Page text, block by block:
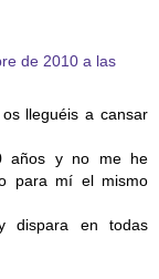
de 2010 a las
lleguéis a cansar
años y no me he
para mí el mismo
dispara en todas